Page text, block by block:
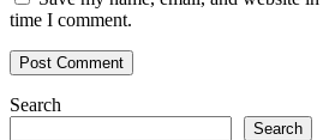
time I comment.
Search
Search